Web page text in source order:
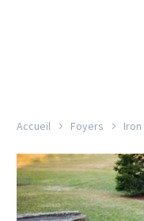
Accueil Foyers